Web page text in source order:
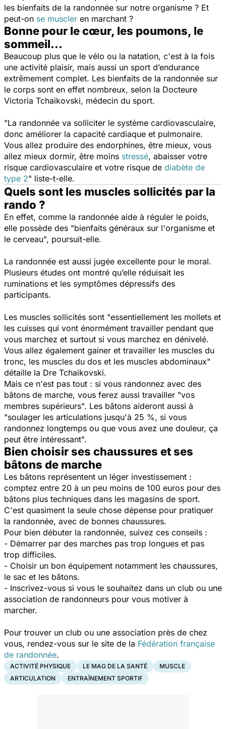
les bienfaits de la randonnée sur notre organisme ? Et
peut-on se muscler en marchant ?
Bonne pour le cœur, les poumons, le
sommeil...
Beaucoup plus que le vélo ou la natation, c'est à la fois
une activité plaisir, mais aussi un sport d’endurance
extrêmement complet. Les bienfaits de la randonnée sur
le corps sont en effet nombreux, selon la Docteure
Victoria Tchaikovski, médecin du sport.
"La randonnée va solliciter le système cardiovasculaire,
donc améliorer la capacité cardiaque et pulmonaire.
Vous allez produire des endorphines, être mieux, vous
allez mieux dormir, être moins stressé, abaisser votre
risque cardiovasculaire et votre risque de diabète de
type 2" liste-t-elle.
Quels sont les muscles sollicités par la
rando ?
En effet, comme la randonnée aide à réguler le poids,
elle possède des "bienfaits généraux sur l'organisme et
le cerveau", poursuit-elle.
La randonnée est aussi jugée excellente pour le moral.
Plusieurs études ont montré qu’elle réduisait les
ruminations et les symptômes dépressifs des
participants.
Les muscles sollicités sont "essentiellement les mollets et
les cuisses qui vont énormément travailler pendant que
vous marchez et surtout si vous marchez en dénivelé.
Vous allez également gainer et travailler les muscles du
tronc, les muscles du dos et les muscles abdominaux"
détaille la Dre Tchaikovski.
Mais ce n'est pas tout : si vous randonnez avec des
bâtons de marche, vous ferez aussi travailler "vos
membres supérieurs". Les bâtons aideront aussi à
"soulager les articulations jusqu'à 25 %, si vous
randonnez longtemps ou que vous avez une douleur, ça
peut être intéressant".
Bien choisir ses chaussures et ses
bâtons de marche
Les bâtons représentent un léger investissement :
comptez entre 20 à un peu moins de 100 euros pour des
bâtons plus techniques dans les magasins de sport.
C'est quasiment la seule chose dépense pour pratiquer
la randonnée, avec de bonnes chaussures.
Pour bien débuter la randonnée, suivez ces conseils :
- Démarrer par des marches pas trop longues et pas
trop difficiles.
- Choisir un bon équipement notamment les chaussures,
le sac et les bâtons.
- Inscrivez-vous si vous le souhaitez dans un club ou une
association de randonneurs pour vous motiver à
marcher.
Pour trouver un club ou une association près de chez
vous, rendez-vous sur le site de la Fédération française
de randonnée.
ACTIVITÉ PHYSIQUE LE MAG DE LA SANTÉ
MUSCLE
ARTICULATION
ENTRAÎNEMENT SPORTIF